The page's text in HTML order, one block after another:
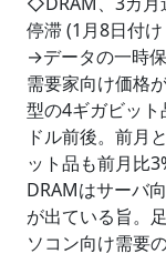
停滞 (1月8日付
→データの一時
需要家向け価格
型の4ギガビッ
ドル前後。前月
ット品も前月比
DRAMはサーバ
が出ている旨。
ソコン向け需要